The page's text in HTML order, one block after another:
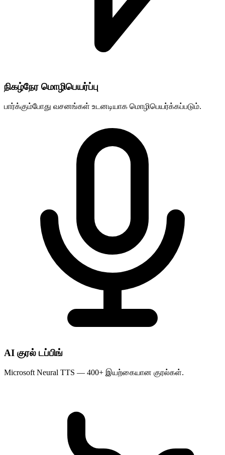
நிகழ்நேர மொழிபெயர்ப்பு
பார்க்கும்போது வசனங்கள் உடனடியாக மொழிபெயர்க்கப்படும்.
AI குரல் டப்பிங்
Microsoft Neural TTS — 400+ இயற்கையான குரல்கள்.